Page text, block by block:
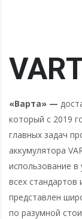
«Варта» —
который с 2019
главных задач
аккумулятора
использование в
всех стандартов
представлен
по разумной